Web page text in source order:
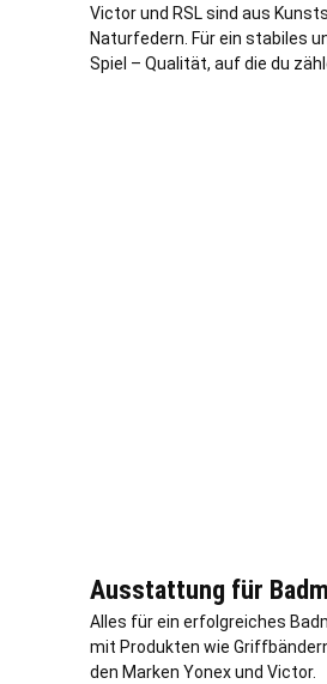
Victor und RSL sind aus
Naturfedern. Für ein stabiles
Spiel – Qualität, auf die du
Ausstattung für
Alles für ein erfolgreiches
mit Produkten wie
den Marken Yonex und Victor.